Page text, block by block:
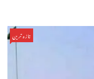
تازہ ترین